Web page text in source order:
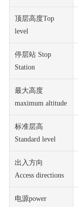
顶层高度Top
level
停层站 Stop
Station
最大高度
maximum altitude
标准层高
Standard level
出入方向
Access directions
电源power